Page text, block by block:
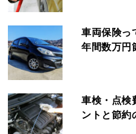
車両保険っ
年間数万円
車検・点検
ントと節約